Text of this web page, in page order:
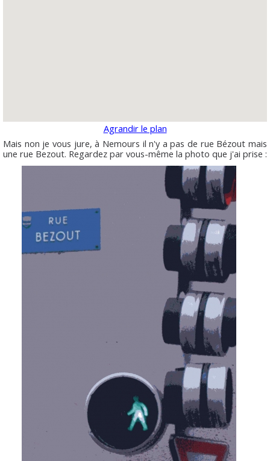
Agrandir le plan
Mais non je vous jure, à Nemours il n'y a pas de rue Bézout mais
une rue Bezout. Regardez par vous-même la photo que j'ai prise :